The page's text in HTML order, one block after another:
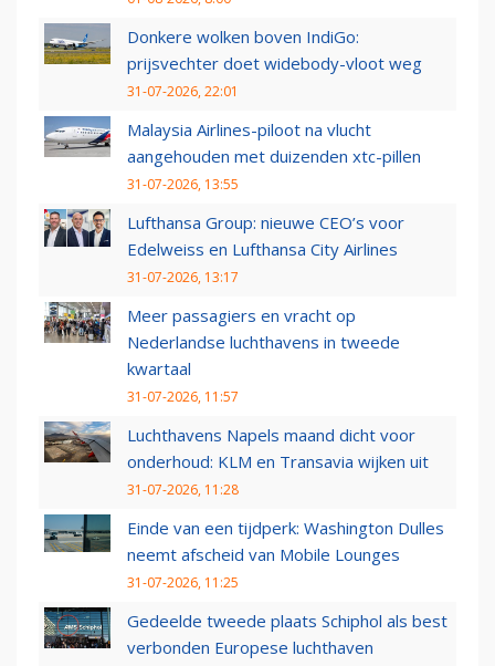
Donkere wolken boven IndiGo:
prijsvechter doet widebody-vloot weg
31-07-2026, 22:01
Malaysia Airlines-piloot na vlucht
aangehouden met duizenden xtc-pillen
31-07-2026, 13:55
Lufthansa Group: nieuwe CEO’s voor
Edelweiss en Lufthansa City Airlines
31-07-2026, 13:17
Meer passagiers en vracht op
Nederlandse luchthavens in tweede
kwartaal
31-07-2026, 11:57
Luchthavens Napels maand dicht voor
onderhoud: KLM en Transavia wijken uit
31-07-2026, 11:28
Einde van een tijdperk: Washington Dulles
neemt afscheid van Mobile Lounges
31-07-2026, 11:25
Gedeelde tweede plaats Schiphol als best
verbonden Europese luchthaven